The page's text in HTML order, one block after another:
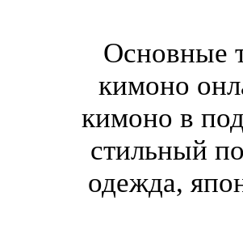
Основные
кимоно
кимоно в
стильный
одежда,